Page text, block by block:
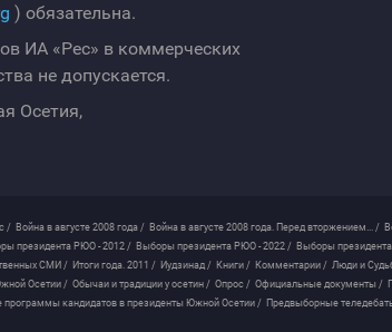
) обязательна.
ИА «Рес» в коммерческих
не допускается.
Осетия,
/ Война в августе 2008 года / Война в августе 2008 года. Перед вторжением... /
президента РЮО - 2012 / Выборы президента РЮО - 2022 / Выборы
СМИ / Итоги года. 2011 / Иудзинад / Книги / Комментарии / Люди и
Осетии / Обычаи и традиции у осетин / Опрос / Официальные документы /
программы кандидатов в президенты Южной Осетии / Предвыборные